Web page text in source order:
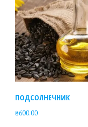
ПОДСОЛНЕЧНИК
₴600.00